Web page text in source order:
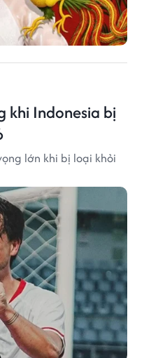
khi Indonesia bị
lớn khi bị loại khỏi